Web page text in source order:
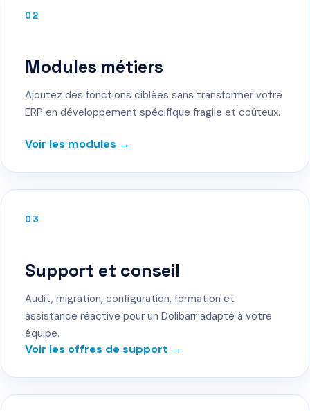
02
Modules métiers
Ajoutez des fonctions ciblées sans transformer votre
ERP en développement spécifique fragile et coûteux.
Voir les modules →
03
Support et conseil
Audit, migration, configuration, formation et
assistance réactive pour un Dolibarr adapté à votre
équipe.
Voir les offres de support →